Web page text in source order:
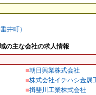
井町）
の主な会社の求人情報
■朝日興業株式会社
■株式会社イチハシ金属
■揖斐川工業株式会社